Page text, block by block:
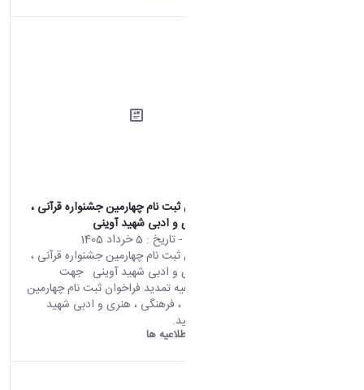
تمدید فراخوان ثبت نام چهارمین جشنواره قرآنی ،
فرهنگی ، هنری و ادبی شهید آوینی
- تاریخ : 5 خرداد 1405
تمدید فراخوان ثبت نام چهارمین جشنواره قرآنی ،
فرهنگی ، هنری و ادبی شهید آوینی جهت
مشاهداه اطلاعیه تمدید فراخوان ثبت نام چهارمین
جشنواره قرآنی ، فرهنگی ، هنری و ادبی شهید
آوینی کلیک کنید.
اطلاعیه ها